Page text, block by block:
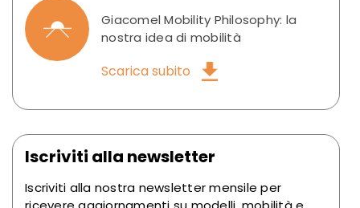
Giacomel Mobility Philosophy: la
nostra idea di mobilità
Scarica subito
Iscriviti alla newsletter
Iscriviti alla nostra newsletter mensile per